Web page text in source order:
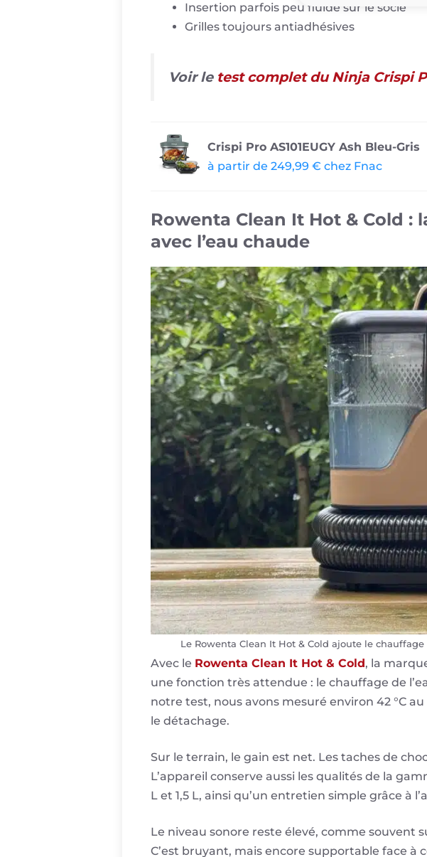
Insertion parfois peu fluide sur le socle
Grilles toujours antiadhésives
Voir le test complet du Ninja Crispi
Crispi Pro AS101EUGY Ash Bleu-Gris
à partir de 249,99 € chez Fnac
Rowenta Clean It Hot & Cold
avec l’eau chaude
Le Rowenta Clean It Hot & Cold ajoute le
Avec le Rowenta Clean It Hot & Cold, la
une fonction très attendue : le chauffage de
notre test, nous avons mesuré environ 42 °C
le détachage.
Sur le terrain, le gain est net. Les taches de
L’appareil conserve aussi les qualités de la
L et 1,5 L, ainsi qu’un entretien simple grâce à
Le niveau sonore reste élevé, comme souvent
C’est bruyant, mais encore supportable face à